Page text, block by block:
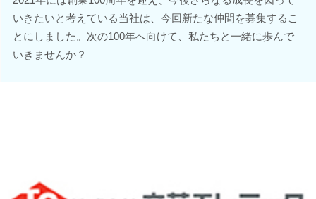
いきたいと考えている当社は、今回新たな仲間を募集するこ
とにしました。次の100年へ向けて、私たちと一緒に歩んで
いきませんか？